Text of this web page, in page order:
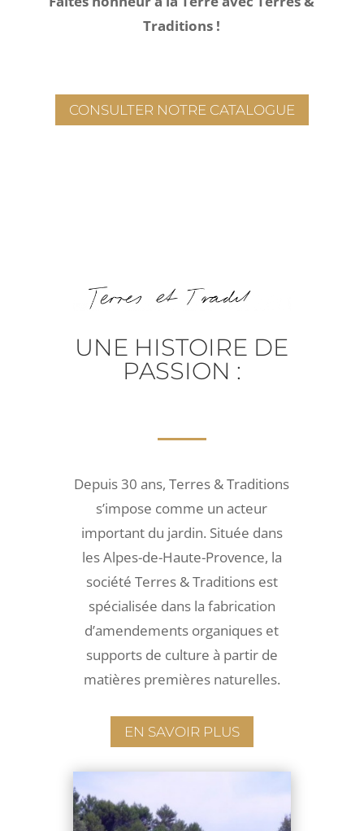
Traditions !
CONSULTER NOTRE CATALOGUE
UNE HISTOIRE DE
PASSION :
Depuis 30 ans, Terres & Traditions
s’impose comme un acteur
important du jardin. Située dans
les Alpes-de-Haute-Provence, la
société Terres & Traditions est
spécialisée dans la fabrication
d’amendements organiques et
supports de culture à partir de
matières premières naturelles.
EN SAVOIR PLUS